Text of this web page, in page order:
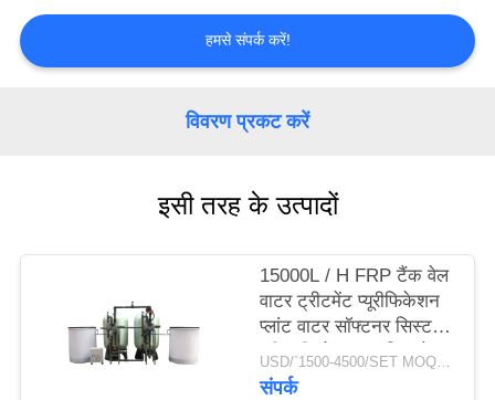
उद्धरण
का
NEWS
साइटमैप
हमसे संपर्क करें!
विवरण प्रकट करें
इसी तरह के उत्पादों
15000L / H FRP टैंक वेल
वाटर ट्रीटमेंट प्यूरीफिकेशन
प्लांट वाटर सॉफ्टनर सिस्टम
प्री-ट्रीटमेंट वाटर फिल्ट्रेशन
फिल्टर
USD/`1500-4500/SET MOQ:एक सेट
संपर्क